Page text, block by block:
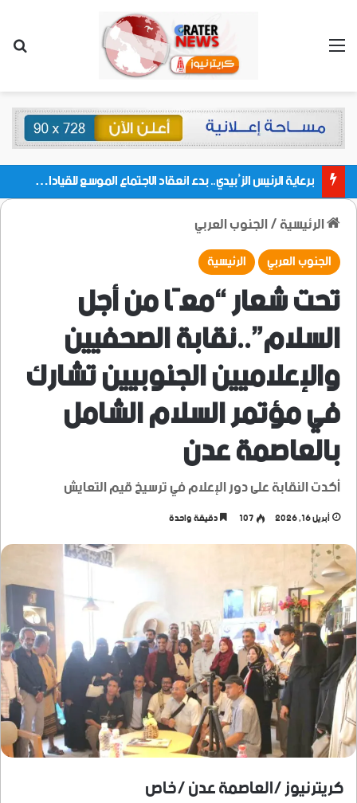
القائمة
برعاية الرئيس الزُبيدي.. بدء انعقاد الاجتماع الموسع للقيادات المحلية بالعاصمة ولمديريات وكتل مجلس العموم ومنسقيات الجامعة بالعاصمة عدن
الرئيسية/الجنوب العربي
الجنوب العربي الرئيسية
تحت شعار “معًا من أجل
السلام”..نقابة الصحفيين
والإعلاميين الجنوبيين تشارك
في مؤتمر السلام الشامل
بالعاصمة عدن
أكدت النقابة على دور الإعلام في ترسيخ قيم التعايش
أبريل 16, 2026 107 دقيقة واحدة
كريترنيوز /العاصمة عدن /خاص